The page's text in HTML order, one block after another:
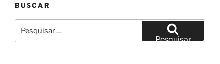
BUSCAR
por:
Pesquisar